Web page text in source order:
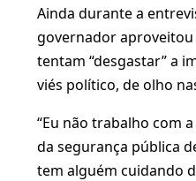
Ainda durante a
governador
tentam “desgastar” a
viés político, de olho
“Eu não trabalho com
da segurança pública
tem alguém cuidando